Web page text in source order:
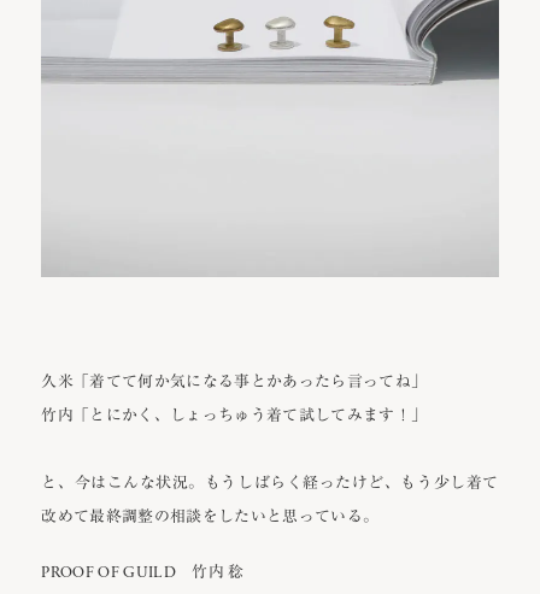
久米「着てて何か気になる事とかあったら言ってね」
竹内「とにかく、しょっちゅう着て試してみます！」
と、今はこんな状況。もうしばらく経ったけど、もう少し着て
改めて最終調整の相談をしたいと思っている。
PROOF OF GUILD 竹内 稔